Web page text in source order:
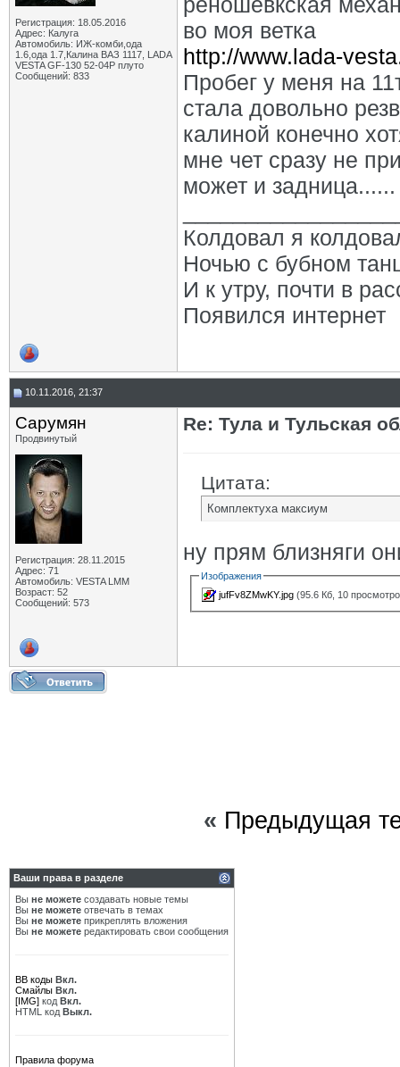
Регистрация: 18.05.2016
Адрес: Калуга
Автомобиль: ИЖ-комби,ода
1.6,ода 1.7,Калина ВАЗ 1117, LADA
VESTA GF-130 52-04Р плуто
Сообщений: 833
во моя ветка
http://www.lada-
Пробег у меня на
стала довольно
калиной конечно
мне чет сразу не
может и задница......
Колдовал я
Ночью с бубном
И к утру, почти в
Появился интернет
10.11.2016, 21:37
Сарумян
Продвинутый
Регистрация: 28.11.2015
Адрес: 71
Автомобиль: VESTA LMM
Возраст: 52
Сообщений: 573
Re: Тула и Тульская
Цитата:
Комплектуха максиум
ну прям близняги
Изображения
jufFv8ZMwKY.jpg (95.6 Кб, 10
« Предыдущая
Ваши права в разделе
Вы не можете создавать новые темы
Вы не можете отвечать в темах
Вы не можете прикреплять вложения
Вы не можете редактировать свои сообщения
BB коды Вкл.
Смайлы Вкл.
[IMG] код Вкл.
HTML код Выкл.
Правила форума